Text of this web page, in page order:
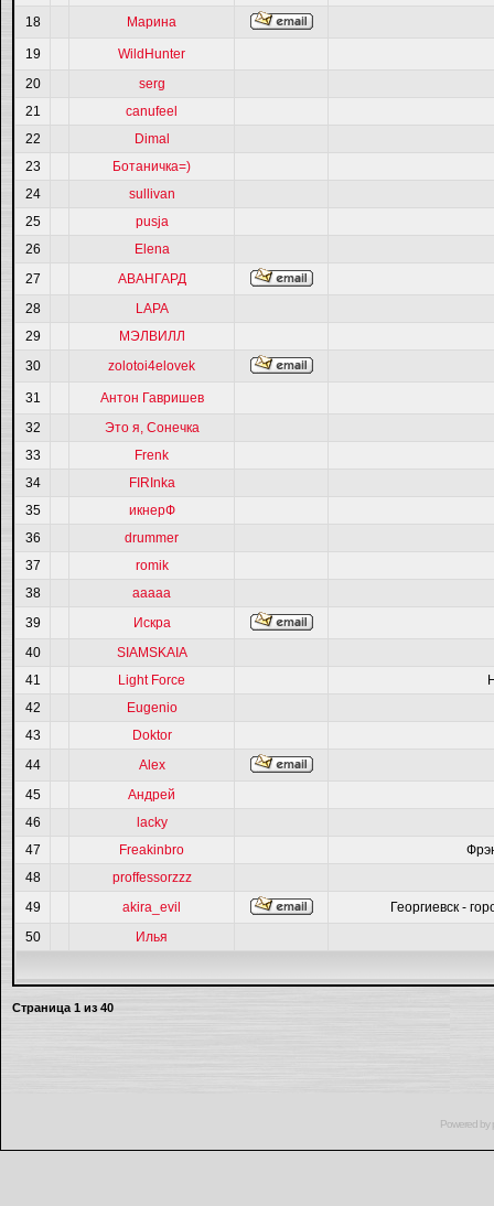
18 Марина
19
WildHunter
20
serg
21
canufeel
22
Dimal
23
Ботаничка=)
24
sullivan
25
pusja
26
Elena
27
АВАНГАРД
28
LAPA
29
МЭЛВИЛЛ
30
zolotoi4elovek
31
Антон Гавришев
32
Это я, Сонечка
33
Frenk
34
FIRInka
35
икнерФ
36
drummer
37
romik
38
ааааа
39
Искра
40
SIAMSKAIA
41
Light Force
42
Eugenio
43
Doktor
44
Alex
45
Андрей
46
lacky
47
Freakinbro
48
proffessorzzz
49
akira_evil
Георгиевск -
50
Илья
Страница 1 из 40
Powered by